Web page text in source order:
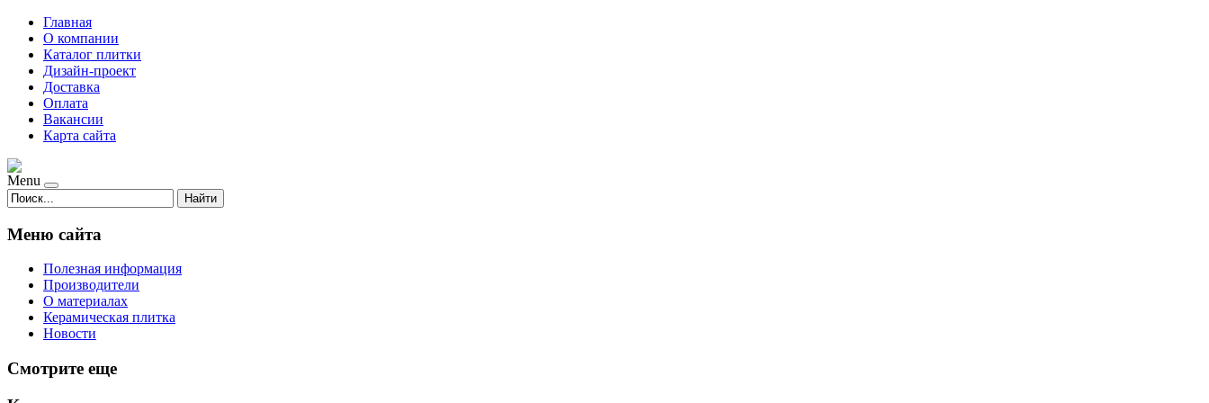
Главная
О компании
Каталог плитки
Дизайн-проект
Доставка
Оплата
Вакансии
Карта сайта
Menu
Найти
Меню сайта
Полезная информация
Производители
О материалах
Керамическая плитка
Новости
Смотрите еще